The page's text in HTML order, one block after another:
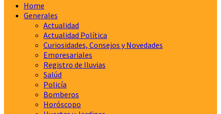
Home
Generales
Actualidad
Actualidad Política
Curiosidades, Consejos y Novedades
Empresariales
Registro de lluvias
Salúd
Policía
Bomberos
Horóscopo